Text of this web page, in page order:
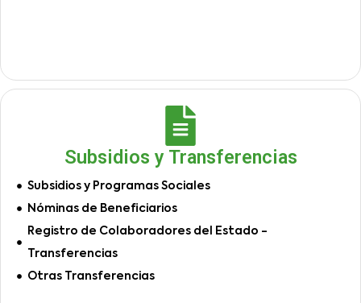
Subsidios y Transferencias
Subsidios y Programas Sociales
Nóminas de Beneficiarios
Registro de Colaboradores del Estado -
Transferencias
Otras Transferencias